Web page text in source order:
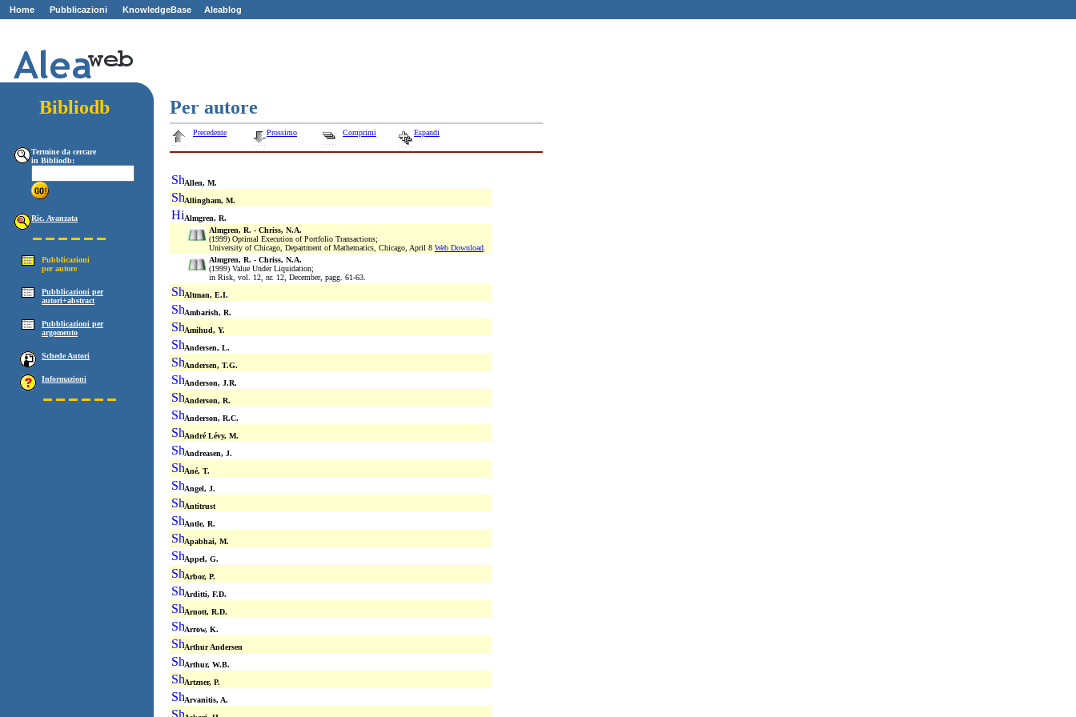
Home Pubblicazioni KnowledgeBase Aleablog
Bibliodb Per autore
Termine da cercare
in Bibliodb:
Ric. Avanzata
Pubblicazioni
per autore
Pubblicazioni per
autori+abstract
Pubblicazioni per
argomento
Schede Autori
Informazioni
Precedente Prossimo Comprimi Espandi
Allen, M.
Allingham, M.
Almgren, R.
Almgren, R. - Chriss, N.A.
(1999) Optimal Execution of Portfolio Transactions;
University of Chicago, Department of Mathematics, Chicago, April 8 Web Download
Almgren, R. - Chriss, N.A.
(1999) Value Under Liquidation;
in Risk, vol. 12, nr. 12, December, pagg. 61-63.
Altman, E.I.
Ambarish, R.
Amihud, Y.
Andersen, L.
Andersen, T.G.
Anderson, J.R.
Anderson, R.
Anderson, R.C.
André Lévy, M.
Andreasen, J.
Ané, T.
Angel, J.
Antitrust
Antle, R.
Apabhai, M.
Appel, G.
Arbor, P.
Arditti, F.D.
Arnott, R.D.
Arrow, K.
Arthur Andersen
Arthur, W.B.
Artzner, P.
Arvanitis, A.